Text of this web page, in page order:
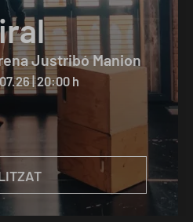
Justribó Manion
|20:00 h